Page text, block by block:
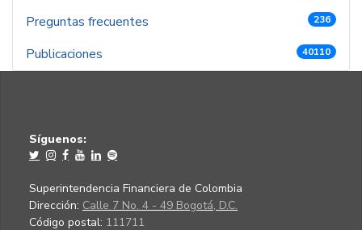
Preguntas frecuentes 236
Publicaciones 40110
Síguenos:
Superintendencia Financiera de Colombia
Dirección: Calle 7 No. 4 - 49 Bogotá, D.C.
Código postal: 111711